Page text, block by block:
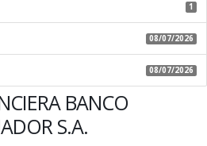
1
08/07/2026
08/07/2026
BANCO
S.A.